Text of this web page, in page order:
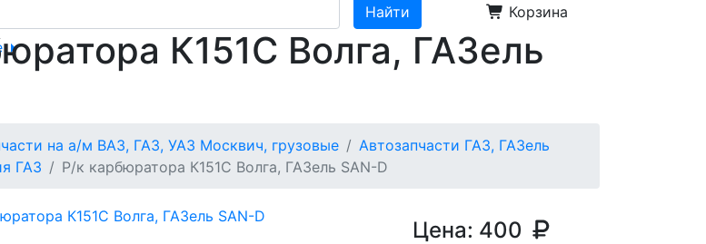
Корзина
К151С Волга, ГАЗель
на а/м ВАЗ, ГАЗ, УАЗ Москвич, грузовые
Автозапчасти ГАЗ, ГАЗель
ГАЗ
Р/к карбюратора К151С Волга, ГАЗель SAN-D
Цена: 400